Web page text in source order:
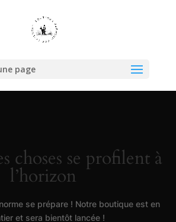
page
choses se profilent à
l’horizon
se prépare ! Notre boutique est en
et sera bientôt lancée !